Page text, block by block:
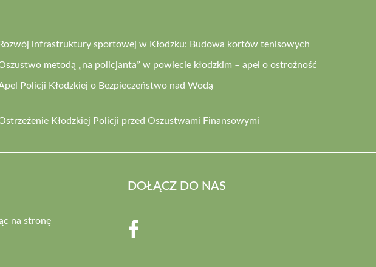
Rozwój infrastruktury sportowej w Kłodzku: Budowa kortów tenisowych
metodą „na policjanta” w powiecie kłodzkim – apel o ostrożność
Policji Kłodzkiej o Bezpieczeństwo nad Wodą
Kłodzkiej Policji przed Oszustwami Finansowymi
na stronę
DOŁĄCZ DO NAS